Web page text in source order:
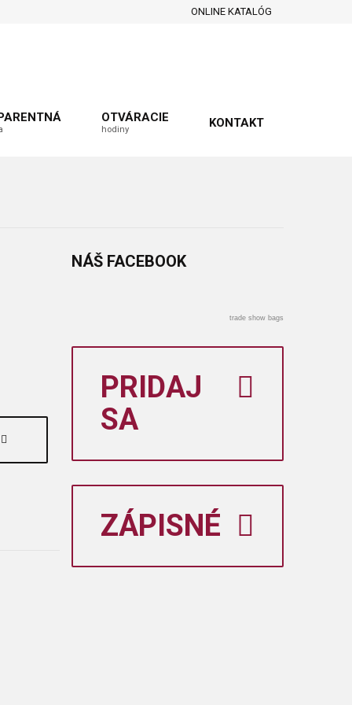
ONLINE KATALÓG
OTVÁRACIE
hodiny KONTAKT
NÁŠ FACEBOOK
trade show bags
PRIDAJ
SA
ZÁPISNÉ